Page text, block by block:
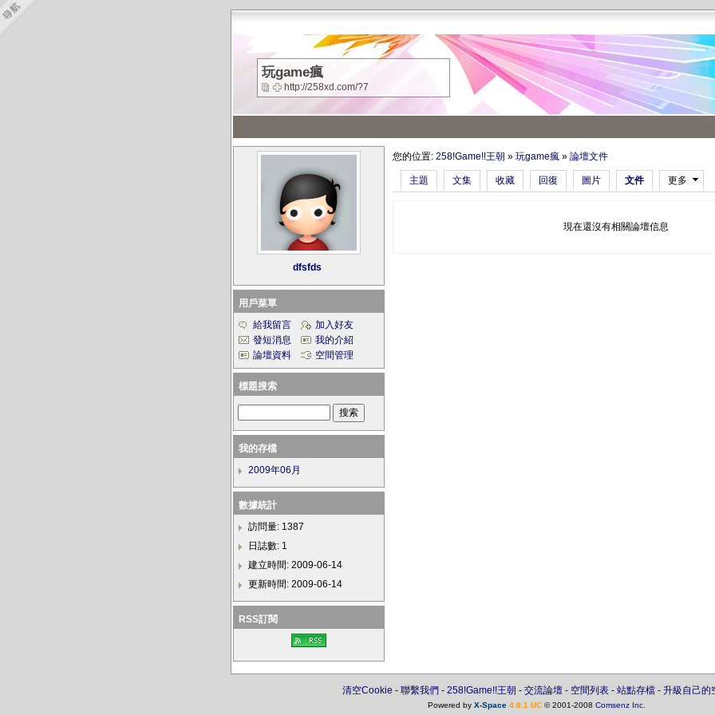
玩game瘋
http://258xd.com/?7
您的位置: 258!Game!!王朝 » 玩game瘋 » 論壇文件
主題 文集 收藏 回復 圖片 文件 更多
現在還沒有相關論壇信息
dfsfds
用戶菜單
給我留言
加入好友
發短消息
我的介紹
論壇資料
空間管理
標題搜索
我的存檔
2009年06月
數據統計
訪問量: 1387
日誌數: 1
建立時間: 2009-06-14
更新時間: 2009-06-14
RSS訂閱
清空Cookie - 聯繫我們 - 258!Game!!王朝 - 交流論壇 - 空間列表 - 站點存檔 - 升級自己的
Powered by X-Space 4.0.1 UC© 2001-2008 Comsenz Inc.